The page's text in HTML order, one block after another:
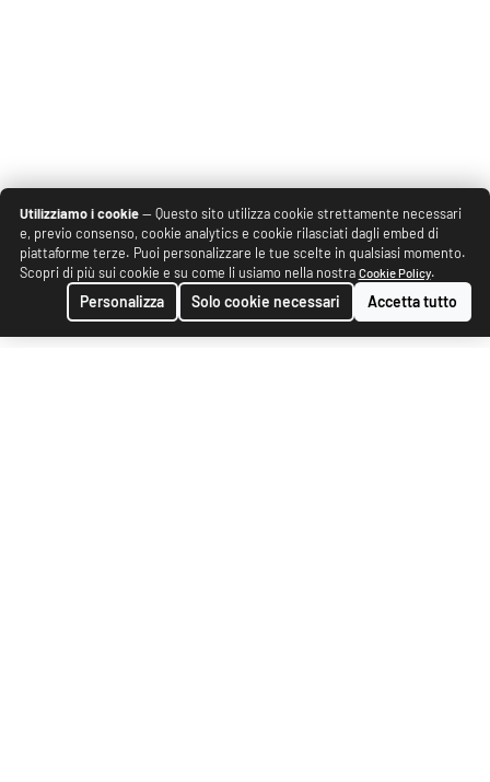
Utilizziamo i cookie— Questo sito utilizza cookie strettamente necessari
e, previo consenso, cookie analytics e cookie rilasciati dagli embed di
piattaforme terze. Puoi personalizzare le tue scelte in qualsiasi momento.
Scopri di più sui cookie e su come li usiamo nella nostra Cookie Policy.
Personalizza Solo cookie necessari Accetta tutto